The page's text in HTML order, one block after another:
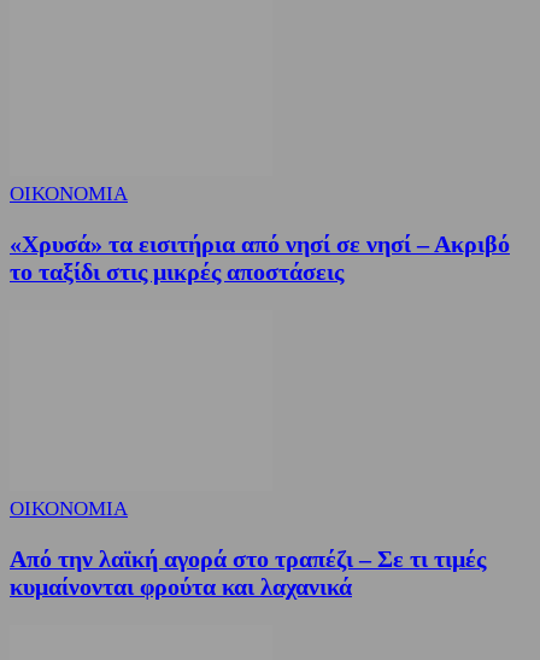
ΟΙΚΟΝΟΜΙΑ
«Χρυσά» τα εισιτήρια από νησί σε νησί – Ακριβό
το ταξίδι στις μικρές αποστάσεις
ΟΙΚΟΝΟΜΙΑ
Από την λαϊκή αγορά στο τραπέζι – Σε τι τιμές
κυμαίνονται φρούτα και λαχανικά